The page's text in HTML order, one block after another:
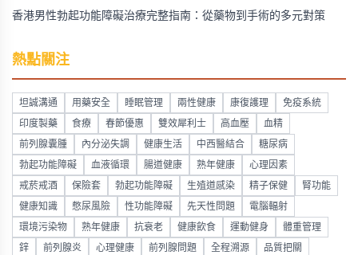
香港男性勃起功能障礙治療完整指南：從藥物到手術的多元對策
熱點關注
坦誠溝通 用藥安全 睡眠管理 兩性健康 康復護理 免疫系統
印度製藥 食療 春節優惠 雙效犀利士 高血壓 血精
前列腺囊腫 內分泌失調 健康生活 中西醫結合 糖尿病
勃起功能障礙 血液循環 腸道健康 熟年健康 心理因素
戒菸戒酒 保險套 勃起功能障礙 生殖道感染 精子保健 腎功能
健康知識 憋尿風險 性功能障礙 先天性問題 電腦輻射
環境污染物 熟年健康 抗衰老 健康飲食 運動健身 體重管理
鋅 前列腺炎 心理健康 前列腺問題 全程溯源 品質把關